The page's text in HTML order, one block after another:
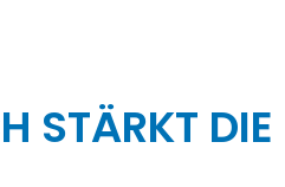
STÄRKT